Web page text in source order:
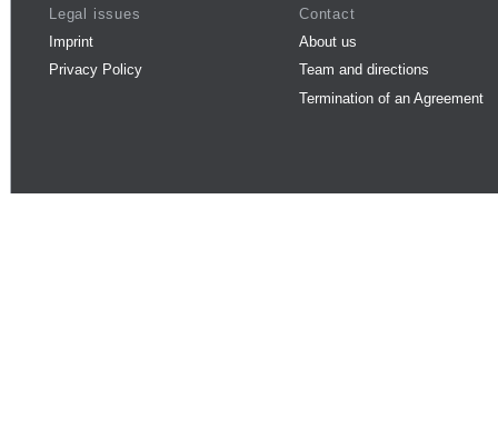
Legal issues
Imprint
Privacy Policy
Contact
About us
Team and directions
Termination of an Agreement